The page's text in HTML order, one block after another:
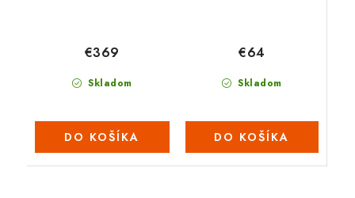
Skladom
€369
DO KOŠÍKA
Skladom
€64
DO KOŠÍKA